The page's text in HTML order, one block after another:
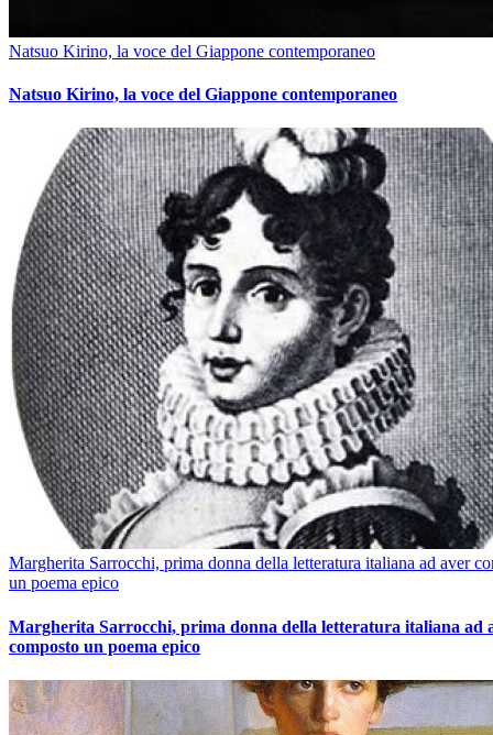
Natsuo Kirino, la voce del Giappone contemporaneo
Natsuo Kirino, la voce del Giappone contemporaneo
Margherita Sarrocchi, prima donna della letteratura italiana ad aver
un poema epico
Margherita Sarrocchi, prima donna della letteratura italiana ad
composto un poema epico